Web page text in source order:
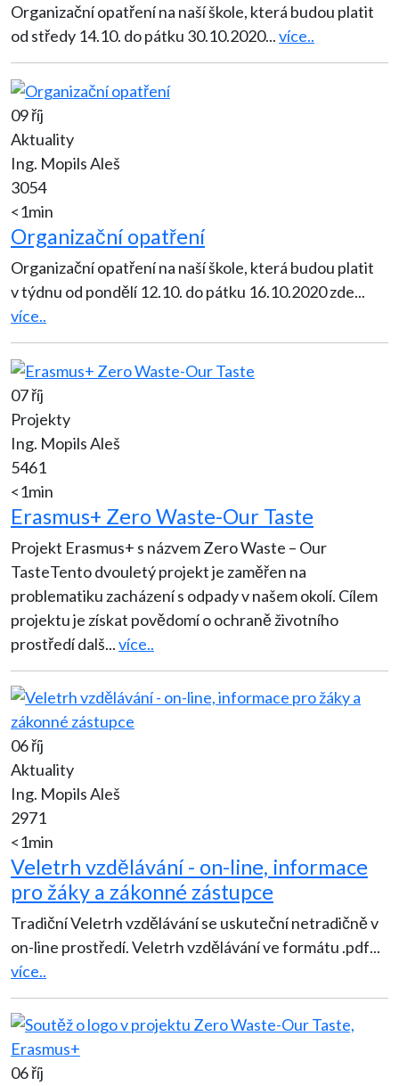
Organizační opatření na naší škole, která budou platit
od středy 14.10. do pátku 30.10.2020...více..
09 říj
Aktuality
Ing. Mopils Aleš
3054
<1min
Organizační opatření
Organizační opatření na naší škole, která budou platit
v týdnu od pondělí 12.10. do pátku 16.10.2020 zde...
více..
07 říj
Projekty
Ing. Mopils Aleš
5461
<1min
Erasmus+ Zero Waste-Our Taste
Projekt Erasmus+ s názvem Zero Waste – Our
TasteTento dvouletý projekt je zaměřen na
problematiku zacházení s odpady v našem okolí. Cílem
projektu je získat povědomí o ochraně životního
prostředí dalš...více..
06 říj
Aktuality
Ing. Mopils Aleš
2971
<1min
Veletrh vzdělávání - on-line, informace
pro žáky a zákonné zástupce
Tradiční Veletrh vzdělávání se uskuteční netradičně v
on-line prostředí. Veletrh vzdělávání ve formátu .pdf...
více..
06 říj